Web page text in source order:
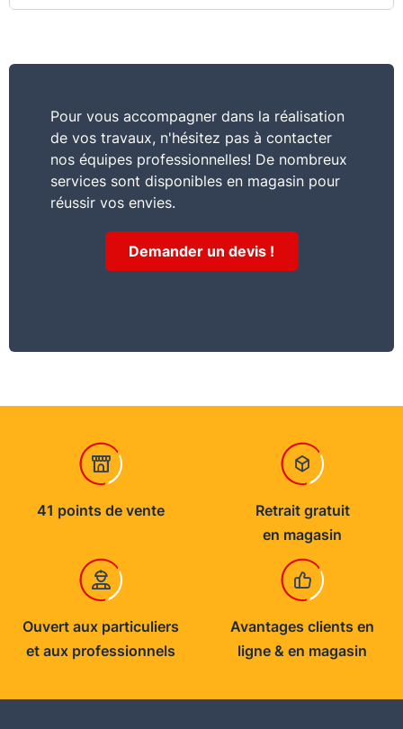
Précision.gain de temps et confort de mise en
Pour vous accompagner dans la réalisation
de vos travaux, n'hésitez pas à contacter
nos équipes professionnelles! De nombreux
services sont disponibles en magasin pour
réussir vos envies.
Demander un devis !
41 points de vente
Retrait gratuit
en magasin
Ouvert aux particuliers
et aux professionnels
Avantages clients en
ligne & en magasin